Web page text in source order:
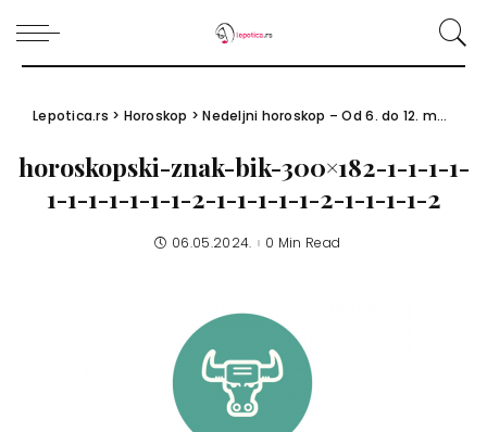
Lepotica.rs > Horoskop >Nedeljni horoskop – Od 6. do 12. maja 2024.
horoskopski-znak-bik-300×182-1-1-1-1-
1-1-1-1-1-1-1-2-1-1-1-1-1-2-1-1-1-1-2
06.05.2024. 0 Min Read